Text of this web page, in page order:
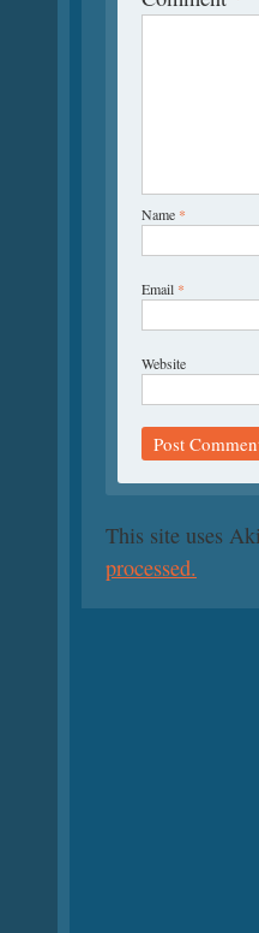
Name *
Email *
Website
This site uses
processed.